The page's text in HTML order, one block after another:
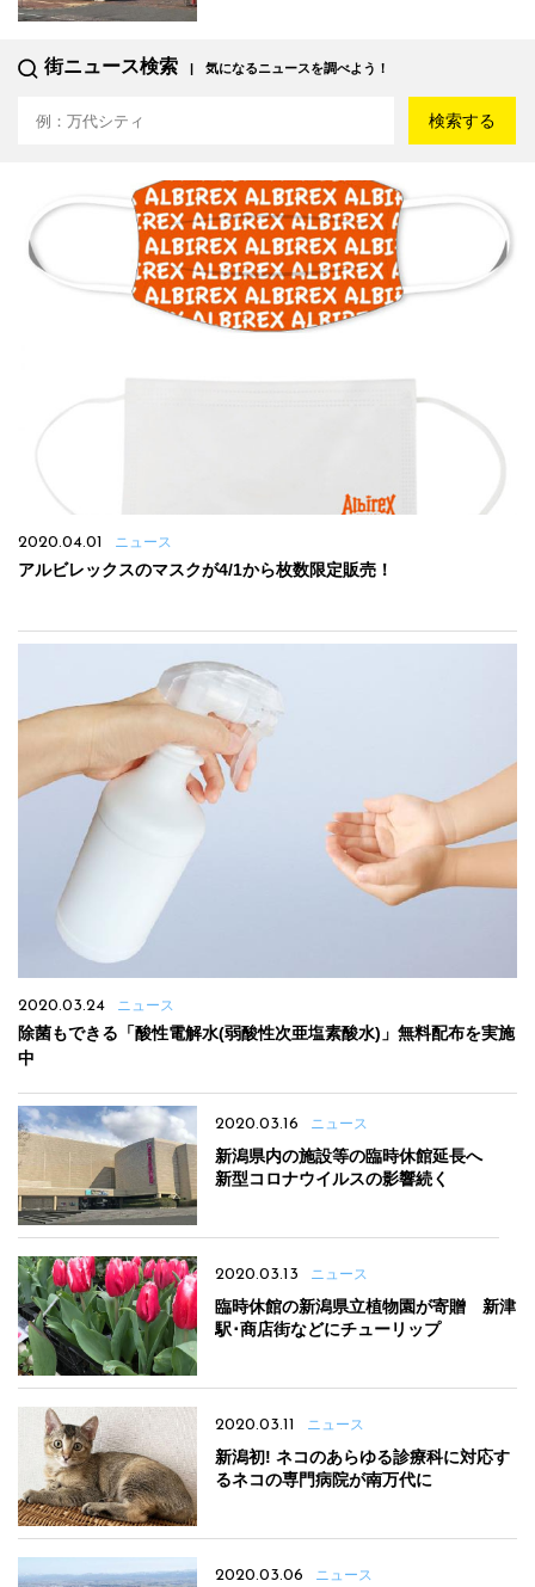
街ニュース検索 気になるニュースを調べよう！
検索する
2020.04.01 ニュース
アルビレックスのマスクが4/1から枚数限定販売！
2020.03.24 ニュース
除菌もできる「酸性電解水(弱酸性次亜塩素酸水)」無料配布を実施
中
2020.03.16 ニュース
新潟県内の施設等の臨時休館延長へ
新型コロナウイルスの影響続く
2020.03.13 ニュース
臨時休館の新潟県立植物園が寄贈 新津
駅･商店街などにチューリップ
2020.03.11 ニュース
新潟初! ネコのあらゆる診療科に対応す
るネコの専門病院が南万代に
2020.03.06 ニュース